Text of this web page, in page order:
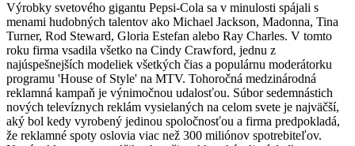
Výrobky svetového gigantu Pepsi-Cola sa v minulosti spájali s
menami hudobných talentov ako Michael Jackson, Madonna, Tina
Turner, Rod Steward, Gloria Estefan alebo Ray Charles. V tomto
roku firma vsadila všetko na Cindy Crawford, jednu z
najúspešnejších modeliek všetkých čias a populárnu moderátorku
programu 'House of Style' na MTV. Tohoročná medzinárodná
reklamná kampaň je výnimočnou udalosťou. Súbor sedemnástich
nových televíznych reklám vysielaných na celom svete je najväčší,
aký bol kedy vyrobený jedinou spoločnosťou a firma predpokladá,
že reklamné spoty oslovia viac než 300 miliónov spotrebiteľov.